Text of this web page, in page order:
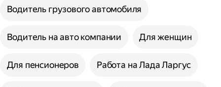
Водитель грузового автомобиля
Водитель на авто компании Для женщин
Для пенсионеров Работа на Лада Ларгус